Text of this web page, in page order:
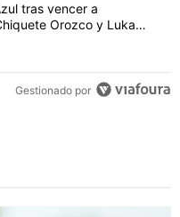
advertencia de Cruz
tras vencer a
Orozco y Luka
Gestionado por